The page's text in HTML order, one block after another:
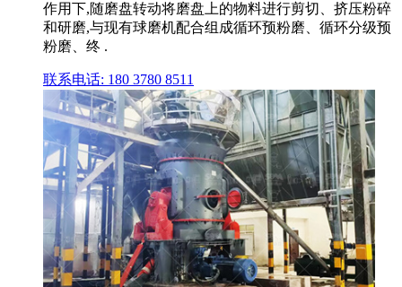
作用下,随磨盘转动将磨盘上的物料进行剪切、挤压粉碎
和研磨,与现有球磨机配合组成循环预粉磨、循环分级预
粉磨、终 .
联系电话: 180 3780 8511